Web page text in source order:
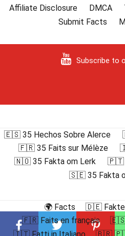
Affiliate Disclosure
DMCA
Submit Facts
Subscribe to
🇪🇸 35 Hechos Sobre Alerce
🇫🇷 35 Faits sur Mélèze
🇳🇴 35 Fakta om Lerk
🇵🇹
🇸🇪 35 Fakta
🌍 Facts
🇩🇪
🇫🇷 Faits en français
🇪🇸
🇮🇹 Fatti in Italiano
🇧🇷 🇵🇹